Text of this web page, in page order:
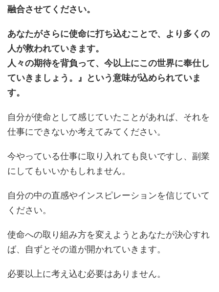
融合させてください。
あなたがさらに使命に打ち込むことで、より多くの
人が救われていきます。
人々の期待を背負って、今以上にこの世界に奉仕し
ていきましょう。』という意味が込められていま
す。
自分が使命として感じていたことがあれば、それを
仕事にできないか考えてみてください。
今やっている仕事に取り入れても良いですし、副業
にしてもいいかもしれません。
自分の中の直感やインスピレーションを信じていて
ください。
使命への取り組み方を変えようとあなたが決心すれ
ば、自ずとその道が開かれていきます。
必要以上に考え込む必要はありません。